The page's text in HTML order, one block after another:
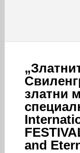
златни
and